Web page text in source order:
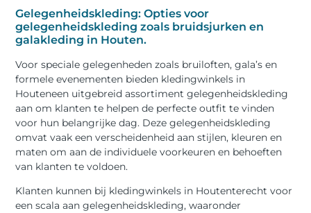
Gelegenheidskleding: Opties voor
gelegenheidskleding zoals bruidsjurken en
galakleding in Houten.
Voor speciale gelegenheden zoals bruiloften, gala’s en
formele evenementen bieden kledingwinkels in
Houteneen uitgebreid assortiment gelegenheidskleding
aan om klanten te helpen de perfecte outfit te vinden
voor hun belangrijke dag. Deze gelegenheidskleding
omvat vaak een verscheidenheid aan stijlen, kleuren en
maten om aan de individuele voorkeuren en behoeften
van klanten te voldoen.
Klanten kunnen bij kledingwinkels in Houtenterecht voor
een scala aan gelegenheidskleding, waaronder